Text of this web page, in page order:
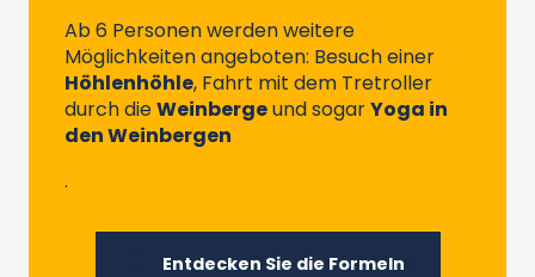
Ab 6 Personen werden weitere
Möglichkeiten angeboten: Besuch einer
Höhlenhöhle, Fahrt mit dem Tretroller
durch dieWeinbergeund sogarYoga in
den Weinbergen
.
Entdecken Sie die Formeln